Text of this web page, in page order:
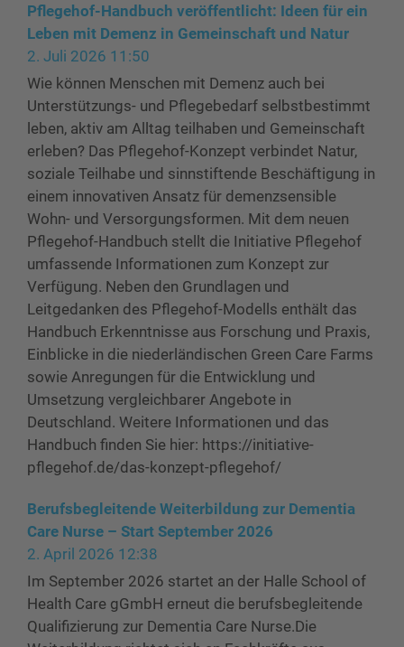
Pflegehof-Handbuch veröffentlicht: Ideen für ein
Leben mit Demenz in Gemeinschaft und Natur
2. Juli 2026 11:50
Wie können Menschen mit Demenz auch bei
Unterstützungs- und Pflegebedarf selbstbestimmt
leben, aktiv am Alltag teilhaben und Gemeinschaft
erleben? Das Pflegehof-Konzept verbindet Natur,
soziale Teilhabe und sinnstiftende Beschäftigung in
einem innovativen Ansatz für demenzsensible
Wohn- und Versorgungsformen. Mit dem neuen
Pflegehof-Handbuch stellt die Initiative Pflegehof
umfassende Informationen zum Konzept zur
Verfügung. Neben den Grundlagen und
Leitgedanken des Pflegehof-Modells enthält das
Handbuch Erkenntnisse aus Forschung und Praxis,
Einblicke in die niederländischen Green Care Farms
sowie Anregungen für die Entwicklung und
Umsetzung vergleichbarer Angebote in
Deutschland. Weitere Informationen und das
Handbuch finden Sie hier: https://initiative-
pflegehof.de/das-konzept-pflegehof/
Berufsbegleitende Weiterbildung zur Dementia
Care Nurse – Start September 2026
2. April 2026 12:38
Im September 2026 startet an der Halle School of
Health Care gGmbH erneut die berufsbegleitende
Qualifizierung zur Dementia Care Nurse.Die